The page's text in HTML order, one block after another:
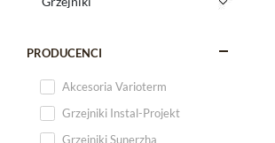
PRODUCENCI
Akcesoria Varioterm
Grzejniki Instal-Projekt
Grzejniki Sunerzha